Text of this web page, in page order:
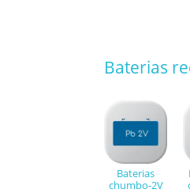
Baterias
Baterias
chumbo-2V